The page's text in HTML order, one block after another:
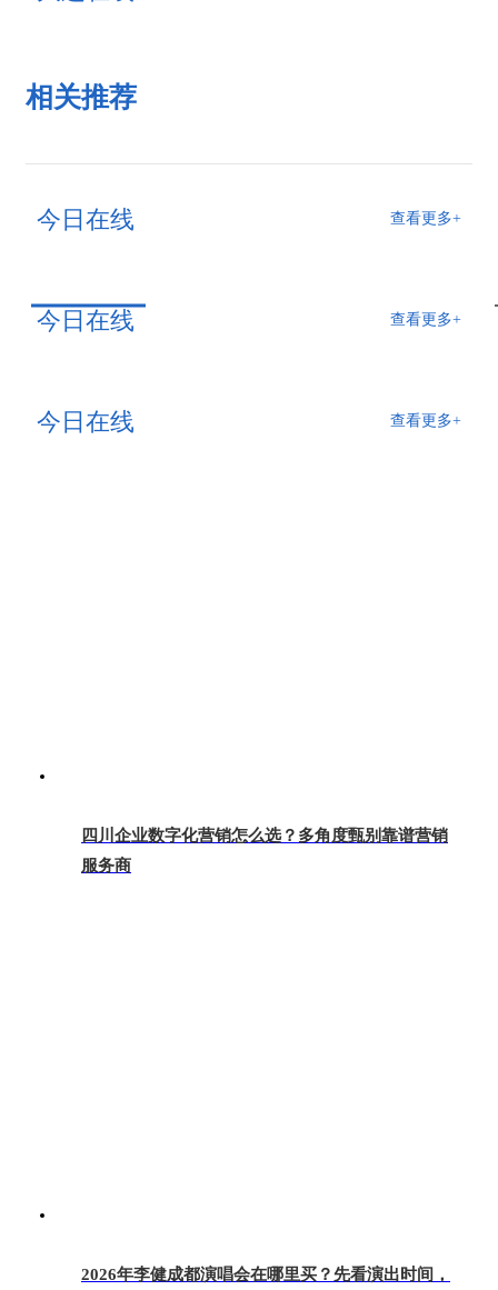
相关推荐
今日在线 查看更多+
今日在线 查看更多+
今日在线 查看更多+
四川企业数字化营销怎么选？多角度甄别靠谱营销
服务商
2026年李健成都演唱会在哪里买？先看演出时间，